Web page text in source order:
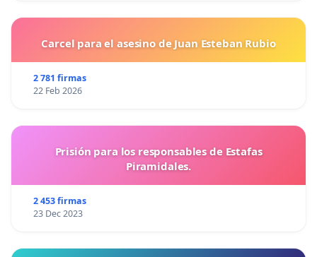
Carcel para el asesino de Juan Esteban Rubio
2 781 firmas
22 Feb 2026
Prisión para los responsables de Estafas
Piramidales.
2 453 firmas
23 Dec 2023